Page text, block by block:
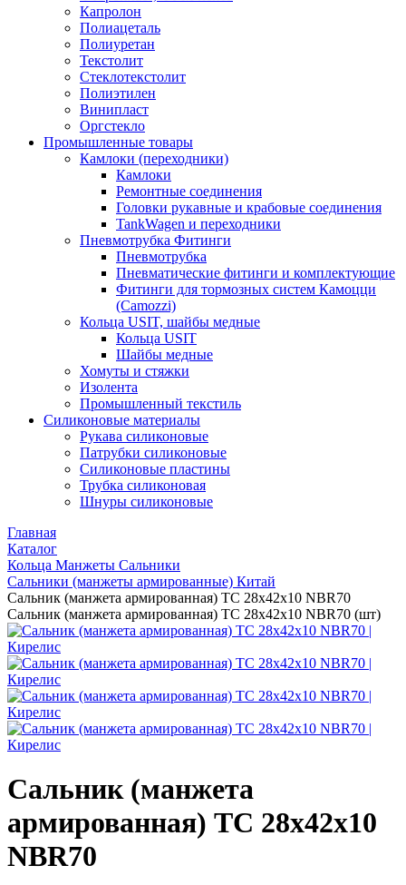
Капролон
Полиацеталь
Полиуретан
Текстолит
Стеклотекстолит
Полиэтилен
Винипласт
Оргстекло
Промышленные товары
Камлоки (переходники)
Камлоки
Ремонтные соединения
Головки рукавные и крабовые соединения
TankWagen и переходники
Пневмотрубка Фитинги
Пневмотрубка
Пневматические фитинги и комплектующие
Фитинги для тормозных систем Камоцци
(Camozzi)
Кольца USIT, шайбы медные
Кольца USIT
Шайбы медные
Хомуты и стяжки
Изолента
Промышленный текстиль
Силиконовые материалы
Рукава силиконовые
Патрубки силиконовые
Силиконовые пластины
Трубка силиконовая
Шнуры силиконовые
Главная
Каталог
Кольца Манжеты Сальники
Сальники (манжеты армированные) Китай
Сальник (манжета армированная) TC 28х42х10 NBR70
Сальник (манжета армированная) TC 28х42х10 NBR70 (шт)
Сальник (манжета
армированная) TC 28х42х10
NBR70